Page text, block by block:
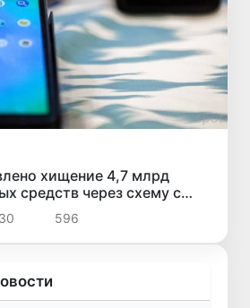
хищение 4,7 млрд
средств через схему с
и «кешбэком»
596